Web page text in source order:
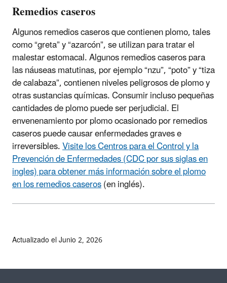
Remedios caseros
Algunos remedios caseros que contienen plomo, tales
como “greta” y “azarcón”, se utilizan para tratar el
malestar estomacal. Algunos remedios caseros para
las náuseas matutinas, por ejemplo “nzu”, “poto” y “tiza
de calabaza”, contienen niveles peligrosos de plomo y
otras sustancias químicas. Consumir incluso pequeñas
cantidades de plomo puede ser perjudicial. El
envenenamiento por plomo ocasionado por remedios
caseros puede causar enfermedades graves e
irreversibles.Visite los Centros para el Control y la
Prevención de Enfermedades (CDC por sus siglas en
ingles) para obtener más información sobre el plomo
en los remedios caseros(en inglés).
Actualizado el Junio 2, 2026